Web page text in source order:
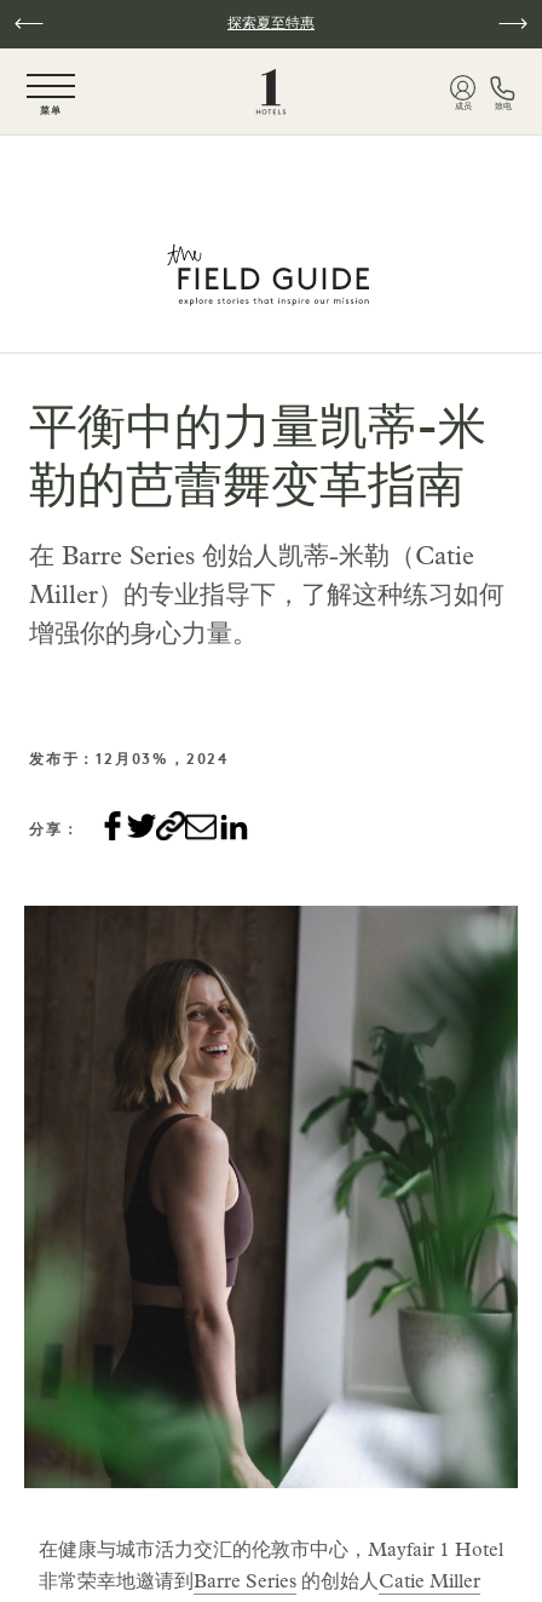
跳至主要内容 探索夏至特惠
菜单
成员 致电
平衡中的力量凯蒂-米
勒的芭蕾舞变革指南
在 Barre Series 创始人凯蒂-米勒（Catie
Miller）的专业指导下，了解这种练习如何
增强你的身心力量。
发布于：12月03%，2024
分享：
在健康与城市活力交汇的伦敦市中心，Mayfair 1 Hotel
非常荣幸地邀请到Barre Series 的创始人Catie Miller